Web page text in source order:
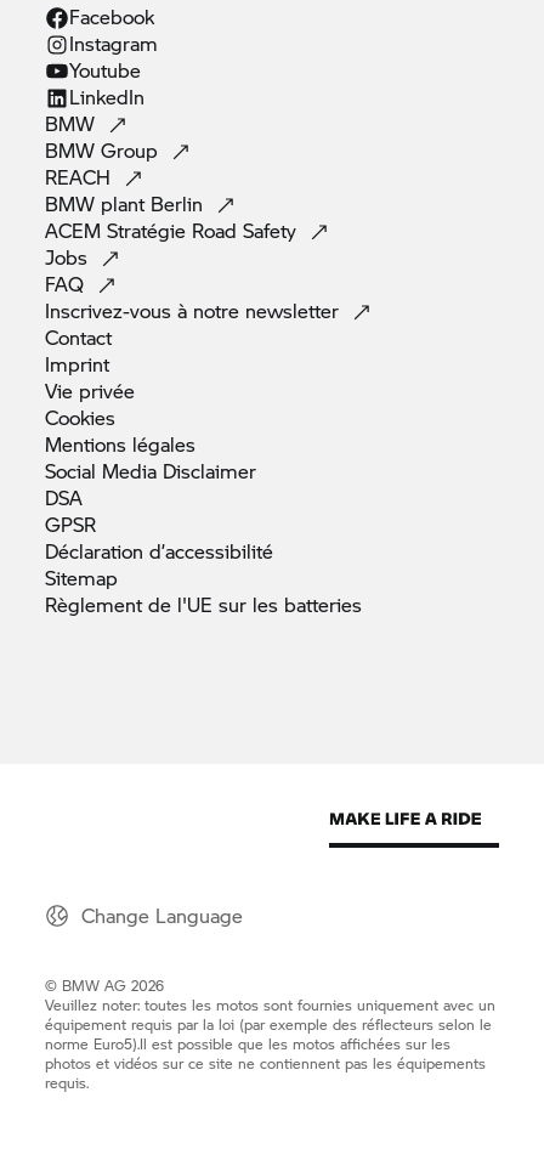
Facebook
Instagram
Youtube
LinkedIn
BMW
BMWGroup
REACH
BMW plant Berlin
ACEM Stratégie RoadSafety
Jobs
FAQ
Inscrivez-vous à notre newsletter
Contact
Imprint
Vie privée
Cookies
Mentions légales
Social Media Disclaimer
DSA
GPSR
Déclarationd’accessibilité
Sitemap
Règlement de l'UE sur les batteries
Change Language
© BMW AG 2026
Veuillez noter: toutes les motos sont fournies uniquement avec un
équipement requis par la loi (par exemple des réflecteurs selon le
norme Euro5).Il est possible que les motos affichées sur les
photos et vidéos sur ce site ne contiennent pas les équipements
requis.